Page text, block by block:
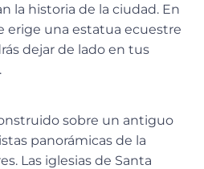
la historia de la ciudad. En
erige una estatua ecuestre
dejar de lado en tus
sobre un antiguo
panorámicas de la
Las iglesias de Santa